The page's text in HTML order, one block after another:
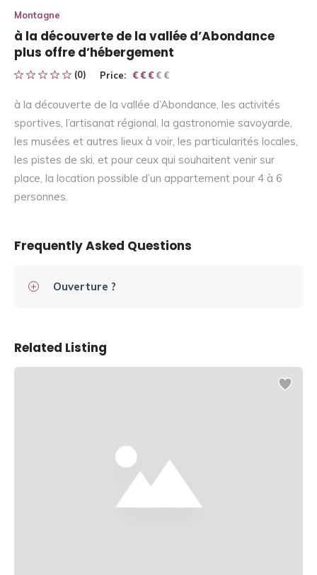
Montagne
à la découverte de la vallée d’Abondance
plus offre d’hébergement
(0) Price: € € € € €
€ € €
à la découverte de la vallée d’Abondance, les activités
sportives, l’artisanat régional, la gastronomie savoyarde,
les musées et autres lieux à voir, les particularités locales,
les pistes de ski, et pour ceux qui souhaitent venir sur
place, la location possible d’un appartement pour 4 à 6
personnes.
Frequently Asked Questions
Ouverture ?
Related Listing